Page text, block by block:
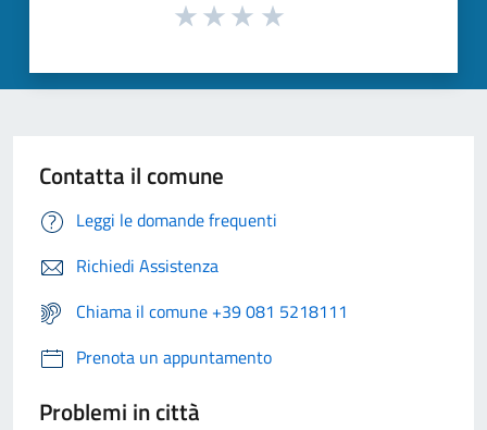
Contatta il comune
Leggi le domande frequenti
Richiedi Assistenza
Chiama il comune +39 081 5218111
Prenota un appuntamento
Problemi in città